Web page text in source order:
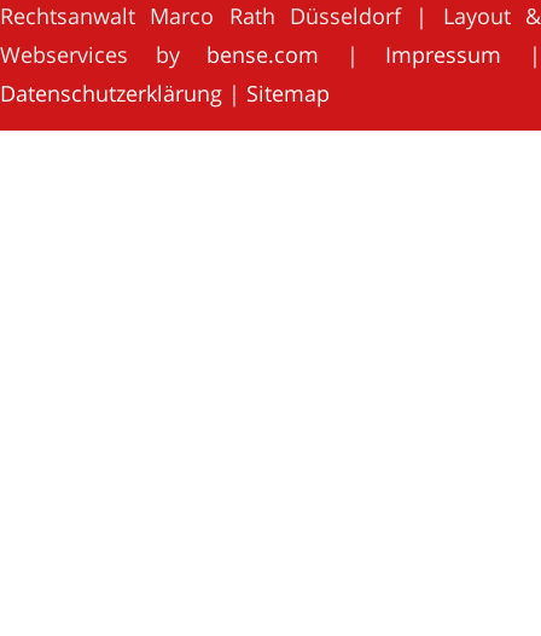
Rechtsanwalt Marco Rath Düsseldorf | Layout &
Webservices by bense.com | Impressum |
Datenschutzerklärung | Sitemap